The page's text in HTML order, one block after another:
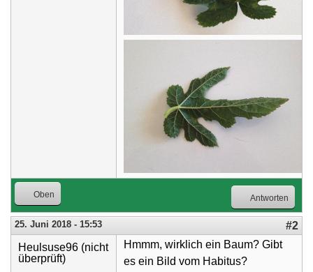
Oben Antworten
25. Juni 2018 - 15:53
#2
Heulsuse96 (nicht
überprüft)
Hmmm, wirklich ein Baum? Gibt
es ein Bild vom Habitus?